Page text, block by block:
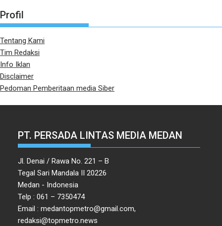
Profil
Tentang Kami
Tim Redaksi
Info Iklan
Disclaimer
Pedoman Pemberitaan media Siber
PT. PERSADA LINTAS MEDIA MEDAN
Jl. Denai / Rawa No. 221 – B
Tegal Sari Mandala II 20226
Medan - Indonesia
Telp : 061 – 7350474
Email : medantopmetro@gmail.com,
redaksi@topmetro.news